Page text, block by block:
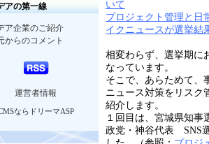
アの第一線
ア企業のご紹介
からのコメント
運営者情報
ならドリーマASP
いて
プロジェクト管理と日
イクニュースが選挙結
相変わらず、選挙期に
なっています。
そこで、あらためて、
ニュース対策をリスク
紹介します。
１回目は、宮城県知事
政党・神谷代表 SNS